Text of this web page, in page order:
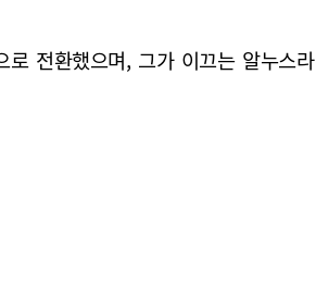
전환했으며, 그가 이끄는 알누스